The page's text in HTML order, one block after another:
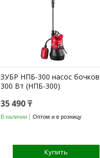
ЗУБР НПБ-300 насос
300 Вт (НПБ-300)
35 490 ₸
В наличии Оптом и в розницу
Купить